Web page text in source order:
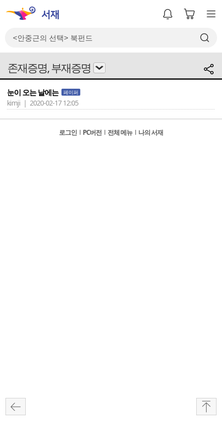
존재증명, 부재증명
눈이 오는 날에는 페이퍼
kimji | 2020-02-17 12:05
로그인 l PC버전 l 전체 메뉴 l 나의 서재